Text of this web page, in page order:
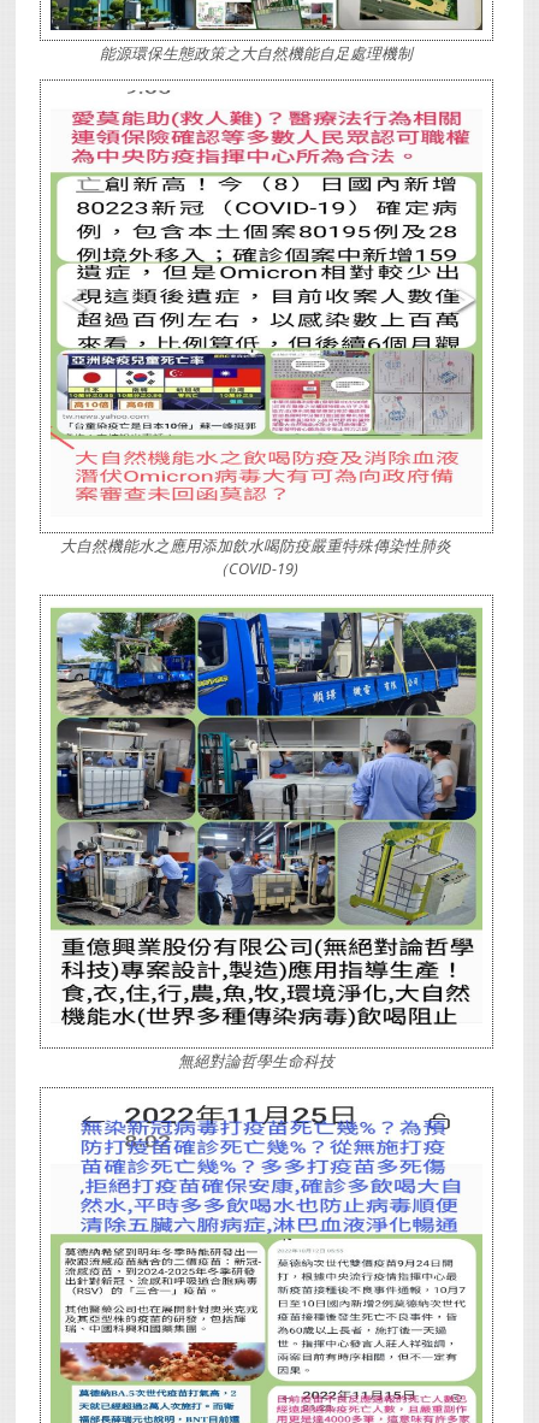
能源環保生態政策之大自然機能自足處理機制
大自然機能水之應用添加飲水喝防疫嚴重特殊傳染性肺炎
（COVID-19)
無絕對論哲學生命科技